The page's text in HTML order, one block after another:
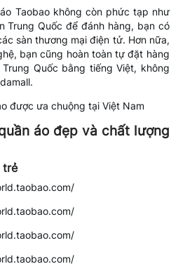
Taobao không còn phức tạp như
Trung Quốc để đánh hàng, bạn có
sàn thương mại điện tử. Hơn nữa,
bạn cũng hoàn toàn tự đặt hàng
Quốc bằng tiếng Việt, không
áo đẹp và chất lượng
trẻ